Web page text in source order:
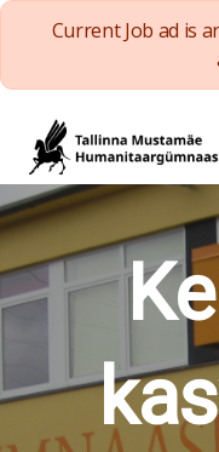
Current Job ad is